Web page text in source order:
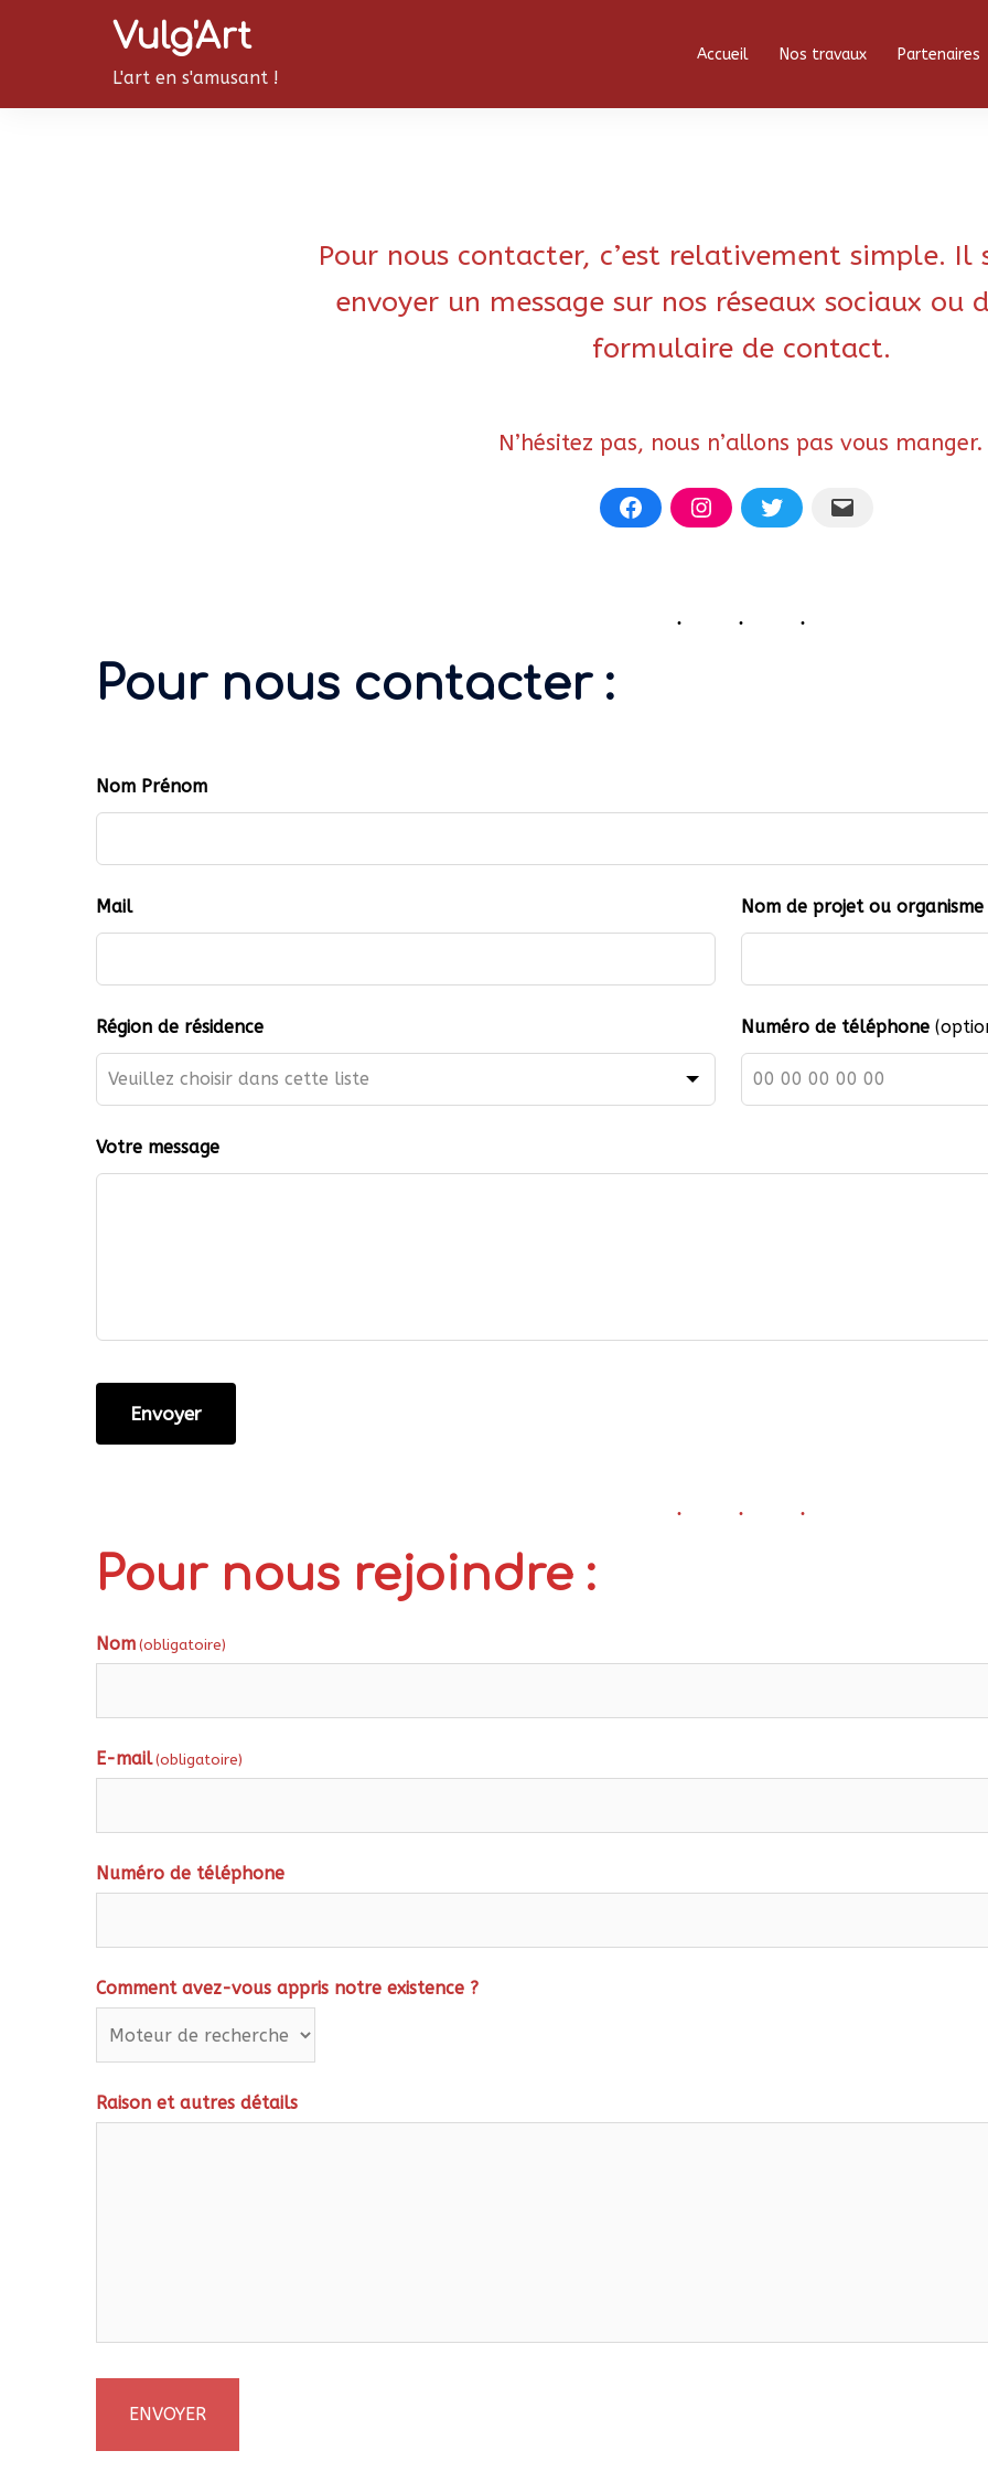
Vulg'Art
L'art en s'amusant !
Accueil Nos travaux Partenaires
Pour nous contacter, c’est relativement simple. Il
envoyer un message sur nos réseaux sociaux ou
formulaire de contact.
N’hésitez pas, nous n’allons pas vous manger.
Pour nous contacter :
Leave
this
blank
Nom Prénom
Mail Nom de projet ou organisme
Région de résidence Numéro de téléphone
Votre message
Pour nous rejoindre :
Nom(obligatoire)
E-mail(obligatoire)
Numéro de téléphone
Comment avez-vous appris notre existence ?
Raison et autres détails
ENVOYER